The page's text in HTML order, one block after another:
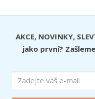
AKCE, NOVINKY,
jako první?